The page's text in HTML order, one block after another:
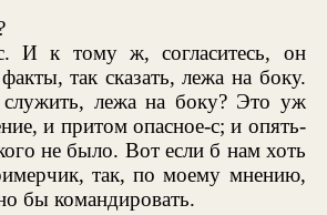
И к тому ж, согласитесь, он
так сказать, лежа на боку.
лежа на боку? Это уж
и притом опасное-с; и опять-
не было. Вот если б нам хоть
так, по моему мнению,
бы командировать.